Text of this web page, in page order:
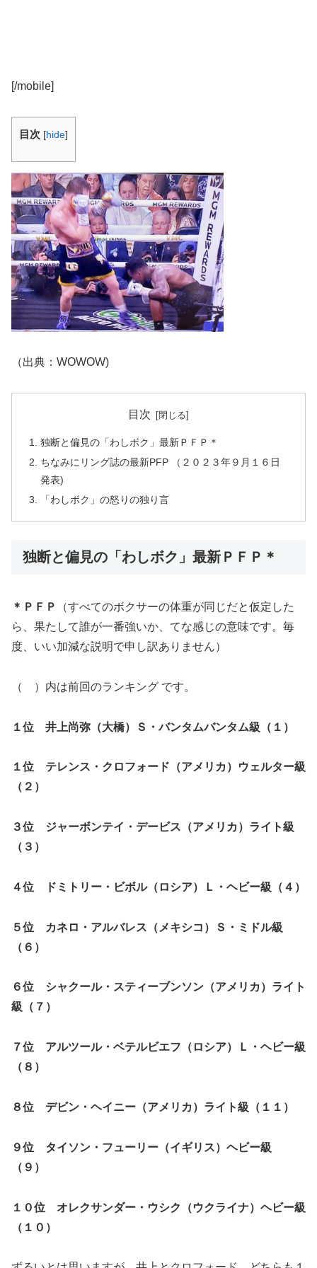
[/mobile]
目次 [hide]
（出典：WOWOW)
目次
独断と偏見の「わしボク」最新ＰＦＰ＊
ちなみにリング誌の最新PFP （２０２３年９月１６日
発表)
「わしボク」の怒りの独り言
独断と偏見の「わしボク」最新ＰＦＰ＊
＊ＰＦＰ
（すべてのボクサーの体重が同じだと仮定した
ら、果たして誰が一番強いか、てな感じの意味です。毎
度、いい加減な説明で申し訳ありません）
（ ）内は前回のランキング です。
１位 井上尚弥（大橋）Ｓ・バンタムバンタム級（１）
１位 テレンス・クロフォード（アメリカ）ウェルター級
（２）
３位 ジャーボンテイ・デービス（アメリカ）ライト級
（３）
４位 ドミトリー・ビボル（ロシア）Ｌ・ヘビー級（４）
５位 カネロ・アルバレス（メキシコ）Ｓ・ミドル級
（６）
６位 シャクール・スティーブンソン（アメリカ）ライト
級（７）
７位 アルツール・ベテルビエフ（ロシア）Ｌ・ヘビー級
（８）
８位 デビン・ヘイニー（アメリカ）ライト級（１１）
９位 タイソン・フューリー（イギリス）ヘビー級
（９）
１０位 オレクサンダー・ウシク（ウクライナ）ヘビー級
（１０）